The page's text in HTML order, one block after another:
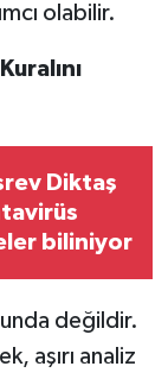
olabilir.
Diktaş
biliniyor
değildir.
aşırı analiz